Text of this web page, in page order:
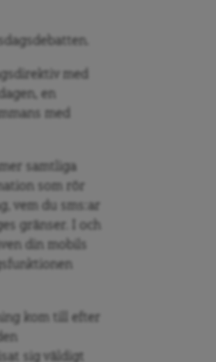
med
en
med
samtliga
som rör
vem du sms:ar
gränser. I och
din mobils
kom till efter
sig väldigt